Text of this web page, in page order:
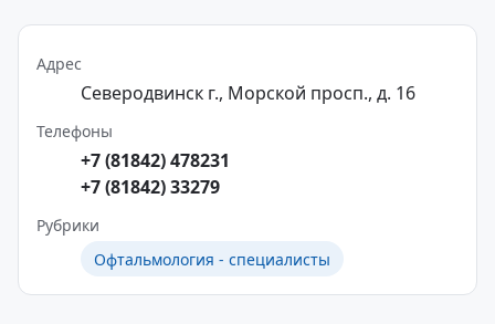
Адрес
Северодвинск г., Морской просп., д. 16
Телефоны
+7 (81842) 478231
+7 (81842) 33279
Рубрики
Офтальмология - специалисты